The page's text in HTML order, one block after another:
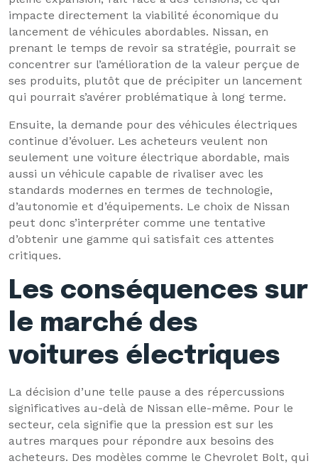
impacte directement la viabilité économique du
lancement de véhicules abordables. Nissan, en
prenant le temps de revoir sa stratégie, pourrait se
concentrer sur l’amélioration de la valeur perçue de
ses produits, plutôt que de précipiter un lancement
qui pourrait s’avérer problématique à long terme.
Ensuite, la demande pour des véhicules électriques
continue d’évoluer. Les acheteurs veulent non
seulement une voiture électrique abordable, mais
aussi un véhicule capable de rivaliser avec les
standards modernes en termes de technologie,
d’autonomie et d’équipements. Le choix de Nissan
peut donc s’interpréter comme une tentative
d’obtenir une gamme qui satisfait ces attentes
critiques.
Les conséquences sur
le marché des
voitures électriques
La décision d’une telle pause a des répercussions
significatives au-delà de Nissan elle-même. Pour le
secteur, cela signifie que la pression est sur les
autres marques pour répondre aux besoins des
acheteurs. Des modèles comme le Chevrolet Bolt, qui